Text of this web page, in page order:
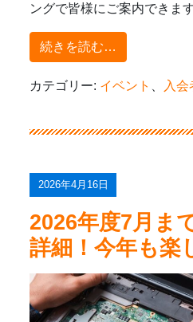
ングで皆様にご案内できま
続きを読む…
カテゴリー: イベント 入会
2026年4月16日
2026年度7月ま
詳細！今年も楽